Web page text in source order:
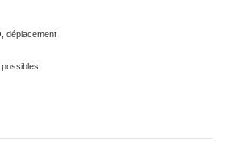
déplacement